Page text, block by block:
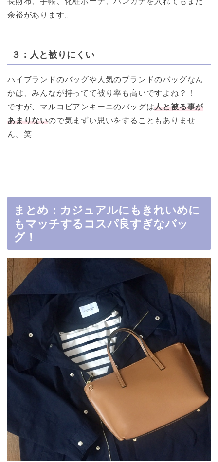
余裕があります。
３：人と被りにくい
ハイブランドのバッグや人気のブランドのバッグなん
かは、みんなが持ってて被り率も高いですよね？！
ですが、マルコビアンキーニのバッグは人と被る事が
あまりないので気まずい思いをすることもありませ
ん。笑
まとめ：カジュアルにもきれいめに
もマッチするコスパ良すぎなバッ
グ！